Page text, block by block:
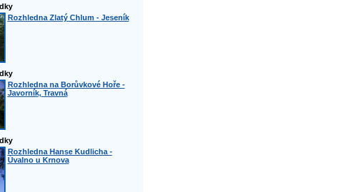
Rozhledna Zlatý Chlum - Jeseník
Rozhledna na Borůvkové Hoře -
Javorník, Travná
Rozhledna Hanse Kudlicha -
Úvalno u Krnova